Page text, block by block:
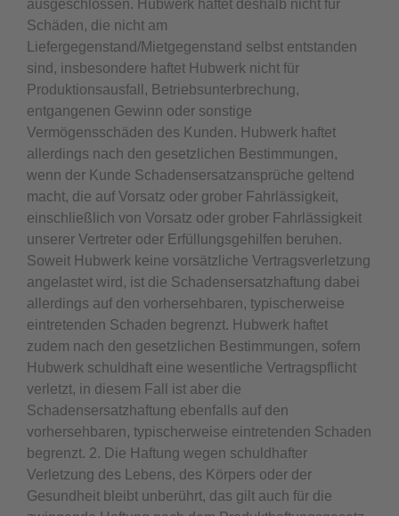
ausgeschlossen. Hubwerk haftet deshalb nicht für
Schäden, die nicht am
Liefergegenstand/Mietgegenstand selbst entstanden
sind, insbesondere haftet Hubwerk nicht für
Produktionsausfall, Betriebsunterbrechung,
entgangenen Gewinn oder sonstige
Vermögensschäden des Kunden. Hubwerk haftet
allerdings nach den gesetzlichen Bestimmungen,
wenn der Kunde Schadensersatzansprüche geltend
macht, die auf Vorsatz oder grober Fahrlässigkeit,
einschließlich von Vorsatz oder grober Fahrlässigkeit
unserer Vertreter oder Erfüllungsgehilfen beruhen.
Soweit Hubwerk keine vorsätzliche Vertragsverletzung
angelastet wird, ist die Schadensersatzhaftung dabei
allerdings auf den vorhersehbaren, typischerweise
eintretenden Schaden begrenzt. Hubwerk haftet
zudem nach den gesetzlichen Bestimmungen, sofern
Hubwerk schuldhaft eine wesentliche Vertragspflicht
verletzt, in diesem Fall ist aber die
Schadensersatzhaftung ebenfalls auf den
vorhersehbaren, typischerweise eintretenden Schaden
begrenzt. 2. Die Haftung wegen schuldhafter
Verletzung des Lebens, des Körpers oder der
Gesundheit bleibt unberührt, das gilt auch für die